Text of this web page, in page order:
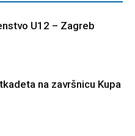
U12 – Zagreb
na završnicu Kupa